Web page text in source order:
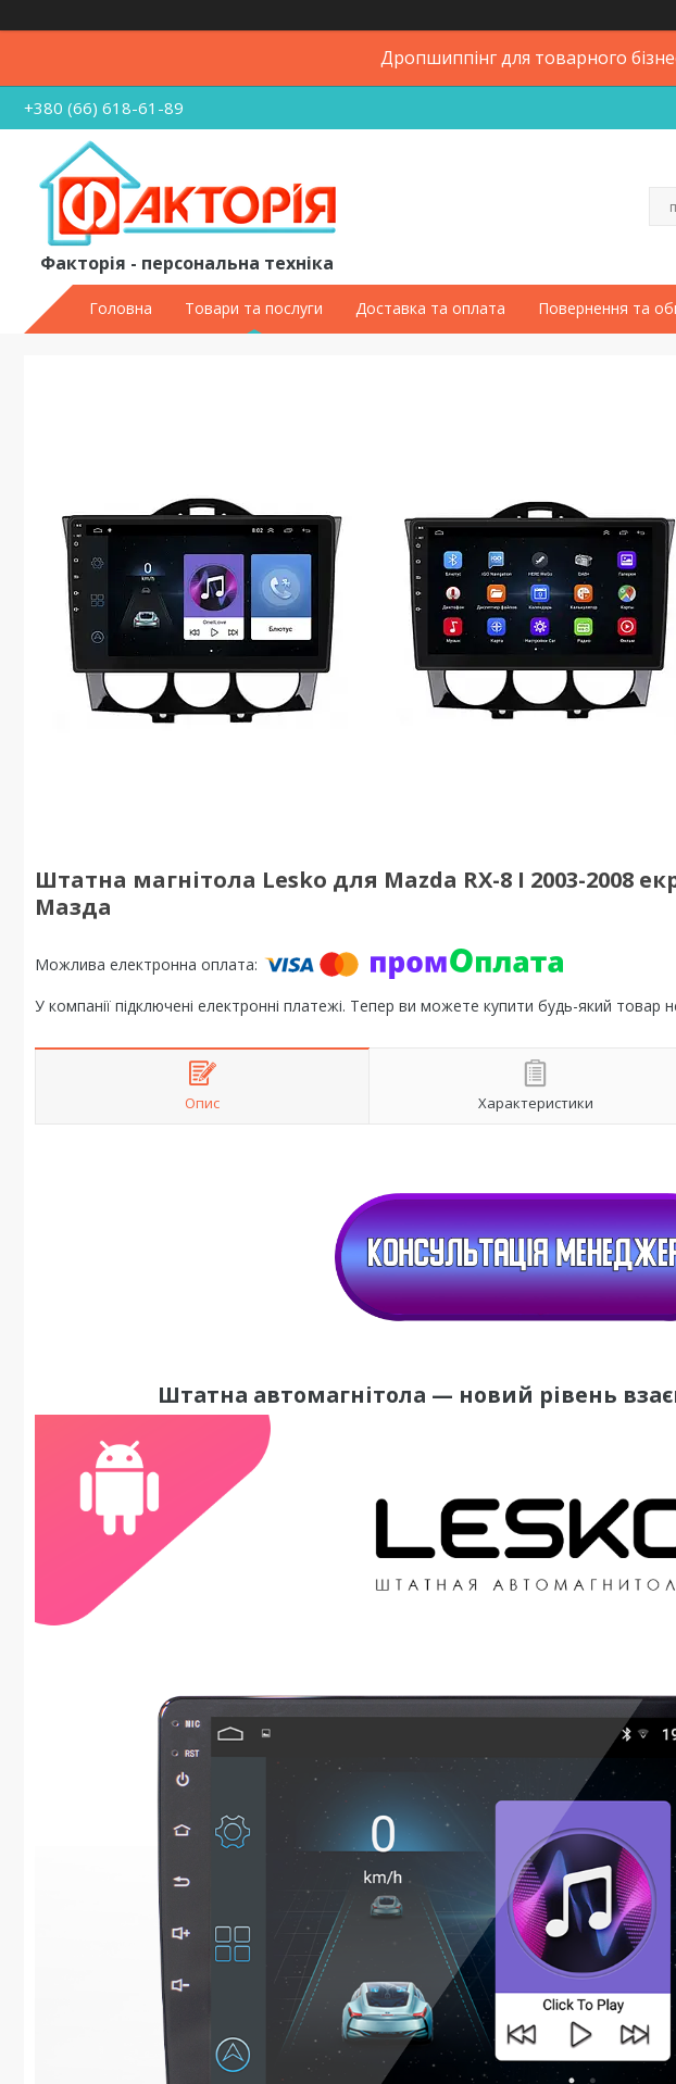
Дропшиппінг для товарного
+380 (66) 618-61-89
Факторія - персональна техніка
Головна Товари та послуги Доставка та оплата Повернення та
Штатна магнітола Lesko для Mazda RX-8 I 2003-2008
Мазда
У компанії підключені електронні платежі. Тепер ви можете купити будь-який товар
Опис Характеристики
Штатна автомагнітола — новий рівень